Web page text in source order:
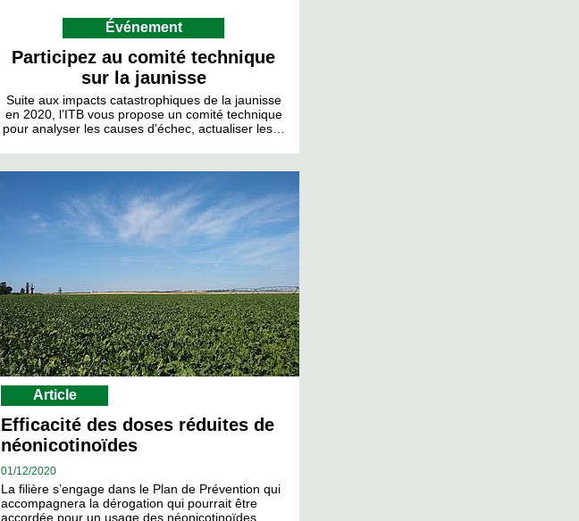
Événement
Participez au comité technique
sur la jaunisse
Suite aux impacts catastrophiques de la jaunisse
en 2020, l’ITB vous propose un comité technique
pour analyser les causes d’échec, actualiser les…
Article
Efficacité des doses réduites de
néonicotinoïdes
01/12/2020
La filière s’engage dans le Plan de Prévention qui
accompagnera la dérogation qui pourrait être
accordée pour un usage des néonicotinoïdes